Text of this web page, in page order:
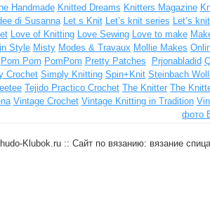
Handmade Knitted Dreams Knitters Magazine
di Susanna Let s Knit Let’s knit series Let’s
Love of Knitting Love Sewing Love to make
Style Misty Modes & Travaux Mollie Makes
Pom Pom PomPom Pretty Patches Prjonabladid
Crochet Simply Knitting Spin+Knit Steinbach
Tejido Practico Crochet The Knitter The
Vintage Crochet Vintage Knitting in Tradition
Klubok.ru :: Сайт по вязанию: вязание